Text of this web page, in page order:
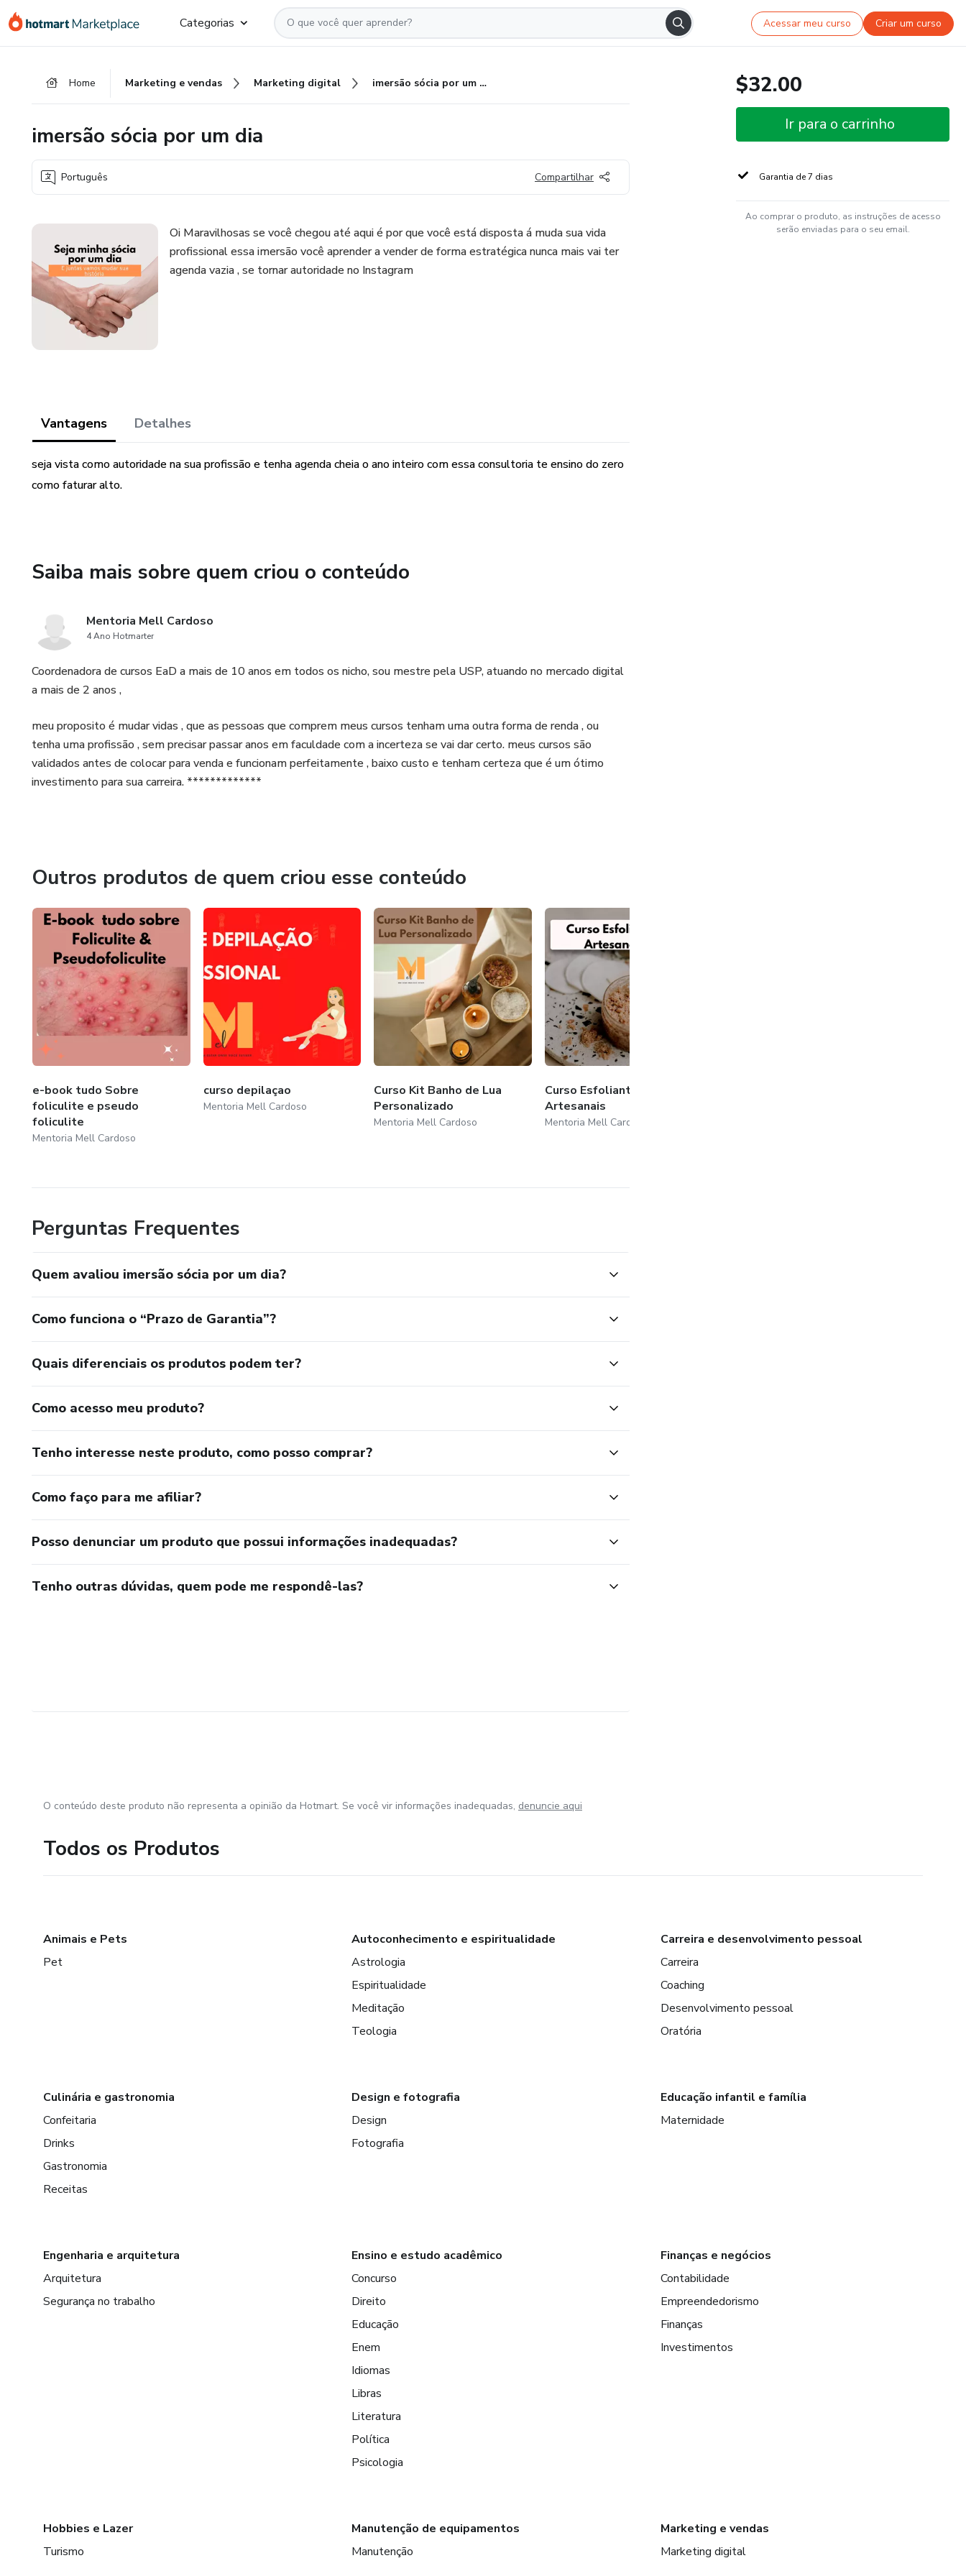
para
para
para
Categorias Acessar meu curso Criar um curso
Home Marketing e vendas Marketing digital imersão sócia por um dia
imersão sócia por um dia
Português Compartilhar
Oi Maravilhosas se você chegou até aqui é por que você está disposta á muda sua vida
profissional essa imersão você aprender a vender de forma estratégica nunca mais vai ter
agenda vazia , se tornar autoridade no Instagram
Vantagens Detalhes
seja vista como autoridade na sua profissão e tenha agenda cheia o ano inteiro com essa consultoria te ensino do zero
como faturar alto.
Saiba mais sobre quem criou o conteúdo
Mentoria Mell Cardoso
4 Ano Hotmarter
Coordenadora de cursos EaD a mais de 10 anos em todos os nicho, sou mestre pela USP, atuando no mercado digital
a mais de 2 anos ,
meu proposito é mudar vidas , que as pessoas que comprem meus cursos tenham uma outra forma de renda , ou
tenha uma profissão , sem precisar passar anos em faculdade com a incerteza se vai dar certo. meus cursos são
validados antes de colocar para venda e funcionam perfeitamente , baixo custo e tenham certeza que é um ótimo
investimento para sua carreira. *************
Outros produtos de quem criou esse conteúdo
e-book tudo Sobre
foliculite e pseudo
foliculite
Mentoria Mell Cardoso
curso depilaçao
Mentoria Mell Cardoso
Curso Kit Banho de Lua
Personalizado
Mentoria Mell Cardoso
Curso Esfoliantes
Artesanais
Mentoria Mell Cardoso
Perguntas Frequentes
Quem avaliou imersão sócia por um dia?
Como funciona o “Prazo de Garantia”?
Quais diferenciais os produtos podem ter?
Como acesso meu produto?
Tenho interesse neste produto, como posso comprar?
Como faço para me afiliar?
Posso denunciar um produto que possui informações inadequadas?
Tenho outras dúvidas, quem pode me respondê-las?
$32.00
Ir para o carrinho
Garantia de 7 dias
Ao comprar o produto, as instruções de acesso
serão enviadas para o seu email.
O conteúdo deste produto não representa a opinião da Hotmart. Se você vir informações inadequadas, denuncie aqui
Todos os Produtos
Animais e Pets
Pet
Autoconhecimento e espiritualidade
Astrologia
Espiritualidade
Meditação
Teologia
Carreira e desenvolvimento pessoal
Carreira
Coaching
Desenvolvimento pessoal
Oratória
Culinária e gastronomia
Confeitaria
Drinks
Gastronomia
Receitas
Design e fotografia
Design
Fotografia
Educação infantil e família
Maternidade
Engenharia e arquitetura
Arquitetura
Segurança no trabalho
Ensino e estudo acadêmico
Concurso
Direito
Educação
Enem
Idiomas
Libras
Literatura
Política
Psicologia
Finanças e negócios
Contabilidade
Empreendedorismo
Finanças
Investimentos
Hobbies e Lazer
Turismo
Manutenção de equipamentos
Manutenção
Marketing e vendas
Marketing digital